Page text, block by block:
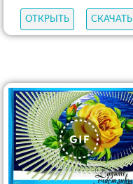
ОТКРЫТЬ СКАЧАТЬ